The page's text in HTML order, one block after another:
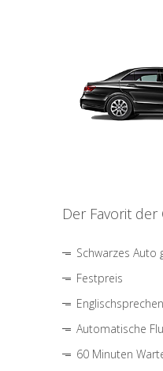
Der Favorit
Schwarzes Auto
Festpreis
Automatische
60 Minuten